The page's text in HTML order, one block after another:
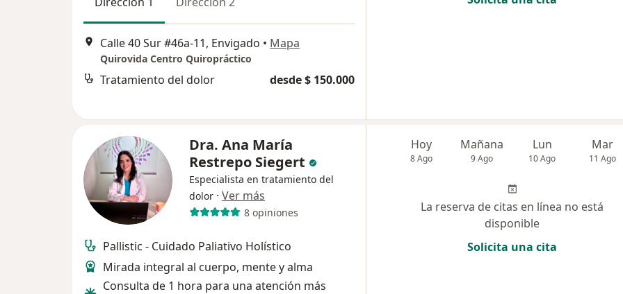
Calle 40 Sur #46a-11, Envigado • Mapa
Quirovida Centro Quiropráctico
Tratamiento del dolor desde $ 150.000
Dra. Ana María
Restrepo Siegert
Especialista en tratamiento del
dolor · Ver más
8 opiniones
Pallistic - Cuidado Paliativo Holístico
Mirada integral al cuerpo, mente y alma
Consulta de 1 hora para una atención más
Hoy
8 Ago
Mañana
9 Ago
Lun
10 Ago
Mar
11 Ago
La reserva de citas en línea no está
disponible
Solicita una cita